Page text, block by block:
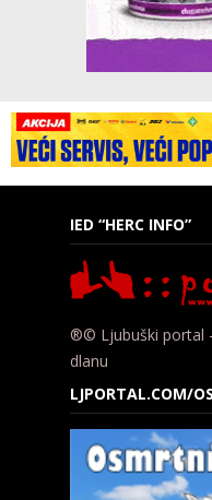
IED “HERC INFO”
®© Ljubuški portal
dlanu
LJPORTAL.COM/